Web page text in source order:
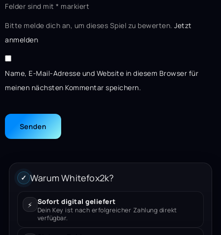
Felder sind mit * markiert
Bitte melde dich an, um dieses Spiel zu bewerten. Jetzt
anmelden
Name, E-Mail-Adresse und Website in diesem Browser für
meinen nächsten Kommentar speichern.
✓ Warum Whitefox2k?
⚡ Sofort digital geliefert
Dein Key ist nach erfolgreicher Zahlung direkt
verfügbar.